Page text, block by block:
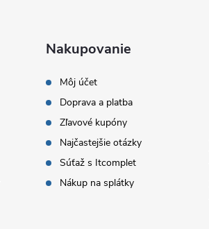
Nakupovanie
Môj účet
Doprava a platba
Zľavové kupóny
Najčastejšie otázky
Súťaž s Itcomplet
Nákup na splátky